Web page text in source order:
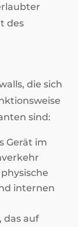
des
die sich
sind:
Gerät im
internen
das auf